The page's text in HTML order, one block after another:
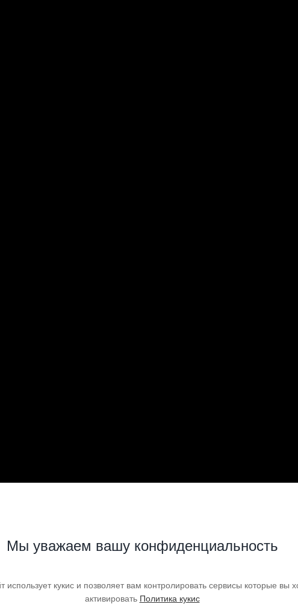
Мы уважаем вашу конфиденциальность
использует кукис и позволяет вам контролировать сервисы которые вы
активировать Политика кукис